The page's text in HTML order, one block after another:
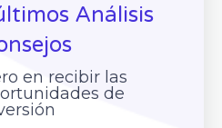
Análisis
en recibir las
de